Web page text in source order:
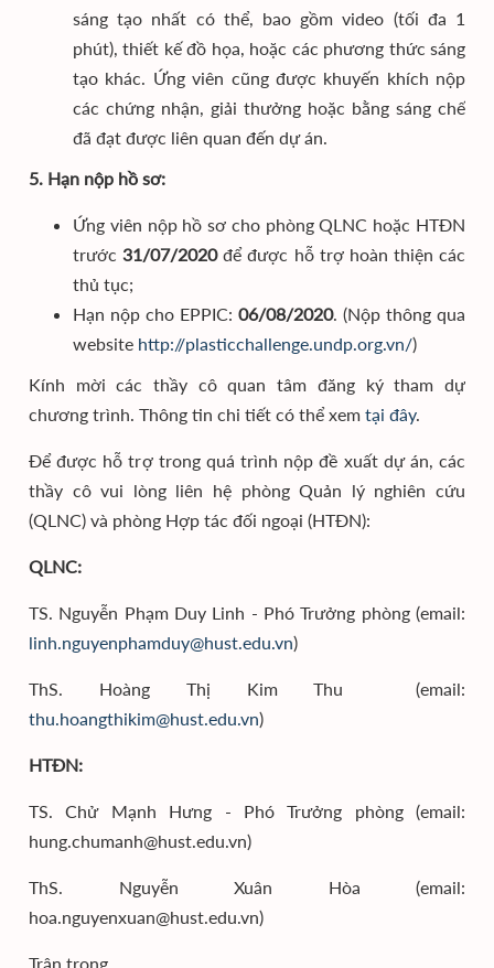
sáng tạo nhất có thể, bao gồm video (tối đa 1
phút), thiết kế đồ họa, hoặc các phương thức sáng
tạo khác. Ứng viên cũng được khuyến khích nộp
các chứng nhận, giải thưởng hoặc bằng sáng chế
đã đạt được liên quan đến dự án.
5. Hạn nộp hồ sơ:
Ứng viên nộp hồ sơ cho phòng QLNC hoặc HTĐN
trước31/07/2020để được hỗ trợ hoàn thiện các
thủ tục;
Hạn nộp cho EPPIC: 06/08/2020. (Nộp thông qua
website http://plasticchallenge.undp.org.vn/)
Kính mời các thầy cô quan tâm đăng ký tham dự
chương trình. Thông tin chi tiết có thể xem tại đây.
Để được hỗ trợ trong quá trình nộp đề xuất dự án, các
thầy cô vui lòng liên hệ phòng Quản lý nghiên cứu
(QLNC) và phòng Hợp tác đối ngoại (HTĐN):
QLNC:
TS. Nguyễn Phạm Duy Linh - Phó Trưởng phòng (email:
linh.nguyenphamduy@hust.edu.vn)
ThS. Hoàng Thị Kim Thu (email:
thu.hoangthikim@hust.edu.vn)
HTĐN:
TS. Chử Mạnh Hưng - Phó Trưởng phòng (email:
hung.chumanh@hust.edu.vn)
ThS. Nguyễn Xuân Hòa (email:
hoa.nguyenxuan@hust.edu.vn)
Trân trọng,